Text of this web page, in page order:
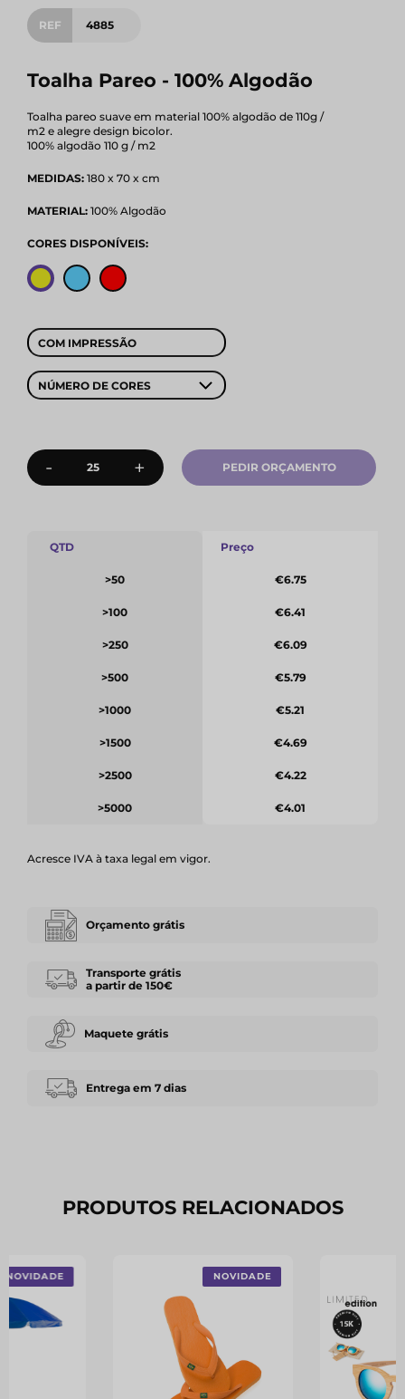
REF 4885
Toalha Pareo - 100% Algodão
Toalha pareo suave em material 100% algodão de 110g /
m2 e alegre design bicolor.
100% algodão 110 g / m2
MEDIDAS: 180 x 70 x cm
MATERIAL: 100% Algodão
CORES DISPONÍVEIS:
COM IMPRESSÃO
NÚMERO DE CORES
- + PEDIR ORÇAMENTO
QTD
>50
>100
>250
>500
>1000
>1500
>2500
>5000
Preço
€6.75
€6.41
€6.09
€5.79
€5.21
€4.69
€4.22
€4.01
Acresce IVA à taxa legal em vigor.
Orçamento grátis
Transporte grátis
a partir de 150€
Maquete grátis
Entrega em 7 dias
PRODUTOS RELACIONADOS
NOVIDADE NOVIDADE